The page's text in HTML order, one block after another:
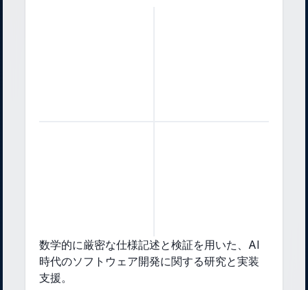
数学的に厳密な仕様記述と検証を用いた、AI
時代のソフトウェア開発に関する研究と実装
支援。